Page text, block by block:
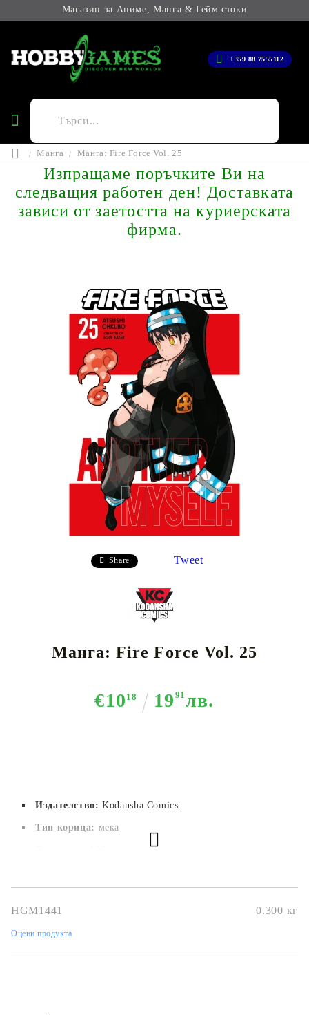
Магазин за Аниме, Манга & Гейм стоки
+359 88 7555112
Манга Манга: Fire Force Vol. 25
Изпращаме поръчките Ви на
следващия работен ден! Доставката
зависи от заетостта на куриерската
фирма.
Share Tweet
Манга: Fire Force Vol. 25
€10 18 19 91 лв.
Издателство: Kodansha Comics
Тип корица: мека
Дата на издаване:
Жанр:Action, Sci-Fi, Shounen
HGM1441 0.300 кг
Оцени продукта